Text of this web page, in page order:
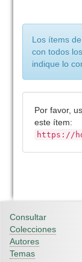
Los ítems
con todos
indique lo
Por favor,
este ítem:
https://
Consultar
Colecciones
Autores
Temas